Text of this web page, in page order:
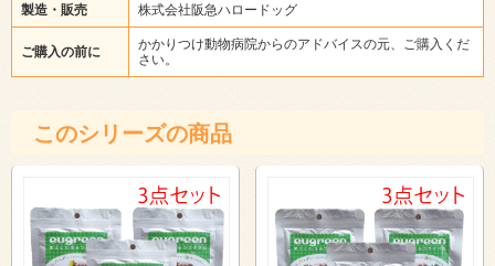
製造・販売 株式会社阪急ハロードッグ
ご購入の前に
かかりつけ動物病院からのアドバイスの元、ご購入くだ
さい。
このシリーズの商品